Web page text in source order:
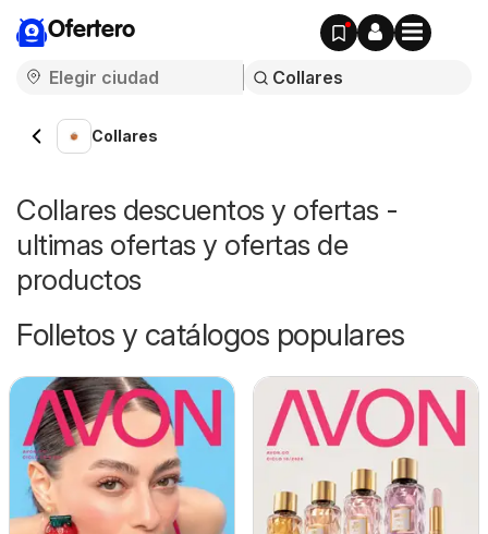
Ofertero
Collares
Collares descuentos y ofertas -
ultimas ofertas y ofertas de
productos
Folletos y catálogos populares